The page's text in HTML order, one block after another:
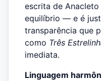
escrita de
equilíbrio — e é
transparência que
como Três
imediata.
Linguagem